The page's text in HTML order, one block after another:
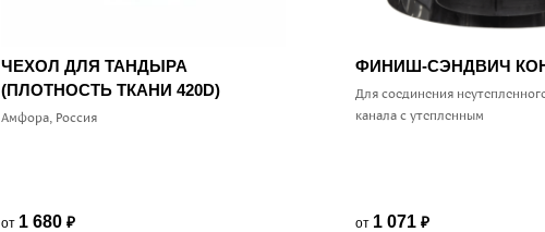
ЧЕХОЛ ДЛЯ ТАНДЫРА
(ПЛОТНОСТЬ ТКАНИ 420D)
Амфора, Россия
от 1 680 ₽
ФИНИШ-СЭНДВИЧ
Для соединения
канала с утепленным
от 1 071 ₽